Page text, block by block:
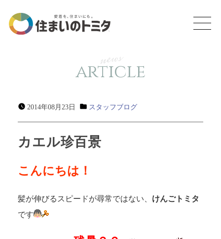
news
article
2014年08月23日 スタッフブログ
カエル珍百景
こんにちは！
髪が伸びるスピードが尋常ではない、 けんごトミタ
です